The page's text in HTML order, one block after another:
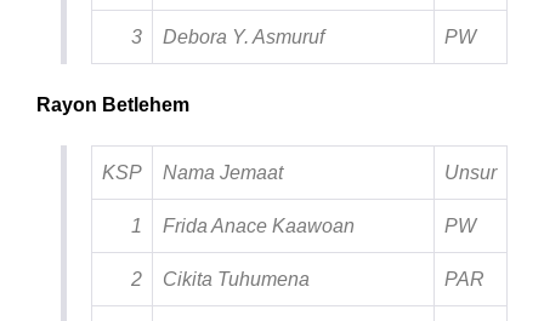
3 Debora Y. Asmuruf PW
Rayon Betlehem
KSP Nama Jemaat Unsur
1 Frida Anace Kaawoan PW
2 Cikita Tuhumena PAR